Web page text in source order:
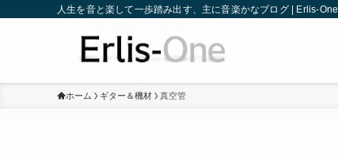
人生を音と楽して一歩踏み出す、主に音楽かなブログ | Erlis-One
ホーム ギター＆機材 真空管